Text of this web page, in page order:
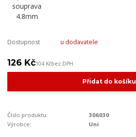
Dostupnost u dodavatele
126 Kč104 Kčbez DPH
Přidat do košíku
Číslo produktu:
306030
Výrobce:
Uni